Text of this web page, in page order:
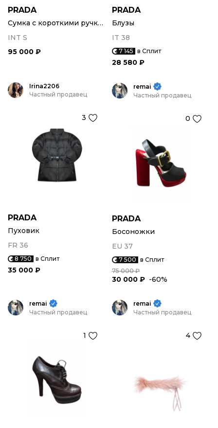
PRADA
Сумка с короткими ручками
INT S
95 000 ₽
PRADA
Блузы
IT 38
7 145 в Сплит
28 580 ₽
Irina2206
Частный продавец
3
PRADA
Пуховик
FR 36
8 750 в Сплит
35 000 ₽
remai
Частный продавец
0
PRADA
Босоножки
EU 37
7 500 в Сплит
75 000 ₽
30 000 ₽ -60%
remai
Частный продавец
1
remai
Частный продавец
4